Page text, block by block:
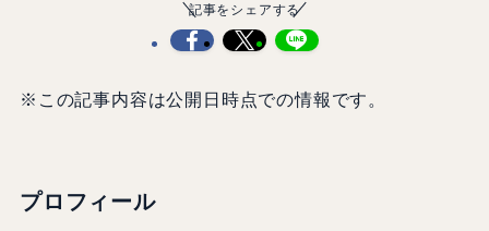
記事をシェアする
※この記事内容は公開日時点での情報です。
プロフィール